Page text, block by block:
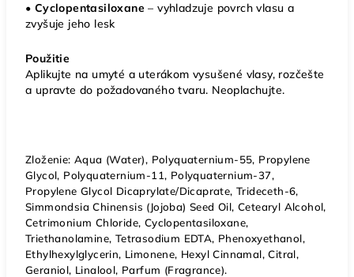
• Cyclopentasiloxane – vyhladzuje povrch vlasu a
zvyšuje jeho lesk
Použitie
Aplikujte na umyté a uterákom vysušené vlasy, rozčešte
a upravte do požadovaného tvaru. Neoplachujte.
Zloženie: Aqua (Water), Polyquaternium-55, Propylene
Glycol, Polyquaternium-11, Polyquaternium-37,
Propylene Glycol Dicaprylate/Dicaprate, Trideceth-6,
Simmondsia Chinensis (Jojoba) Seed Oil, Cetearyl Alcohol,
Cetrimonium Chloride, Cyclopentasiloxane,
Triethanolamine, Tetrasodium EDTA, Phenoxyethanol,
Ethylhexylglycerin, Limonene, Hexyl Cinnamal, Citral,
Geraniol, Linalool, Parfum (Fragrance).